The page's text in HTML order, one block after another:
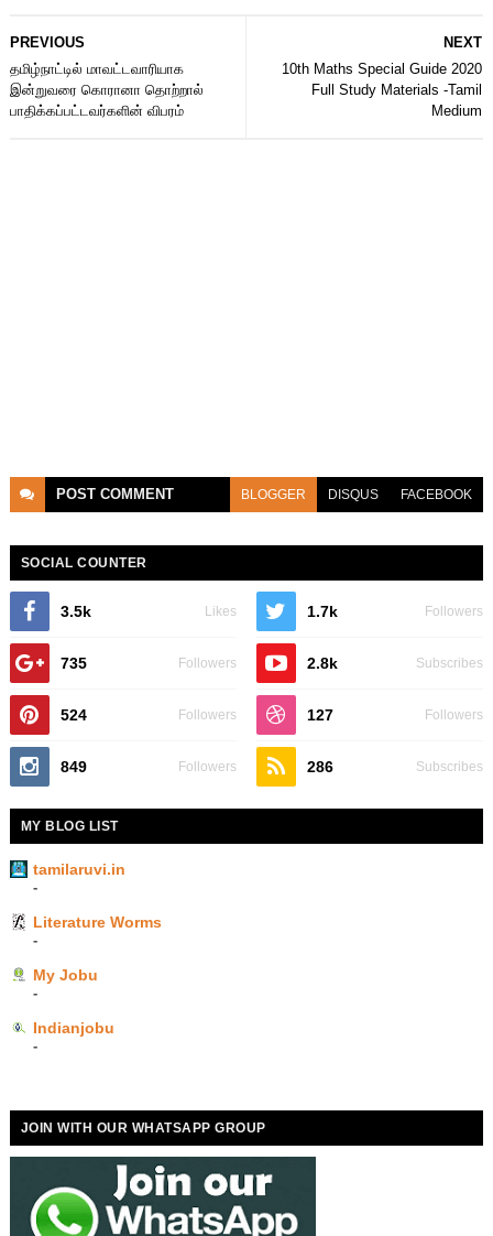
NEXT
10th Maths Special Guide 2020
Full Study Materials -Tamil
Medium
PREVIOUS
தமிழ்நாட்டில் மாவட்டவாரியாக
இன்றுவரை கொரானா தொற்றால்
பாதிக்கப்பட்டவர்களின் விபரம்
POST COMMENT BLOGGER DISQUS FACEBOOK
SOCIAL COUNTER
3.5k Likes 1.7k Followers
735 Followers 2.8k Subscribes
524 Followers 127 Followers
849 Followers 286 Subscribes
MY BLOG LIST
tamilaruvi.in
-
Literature Worms
-
My Jobu
-
Indianjobu
-
JOIN WITH OUR WHATSAPP GROUP